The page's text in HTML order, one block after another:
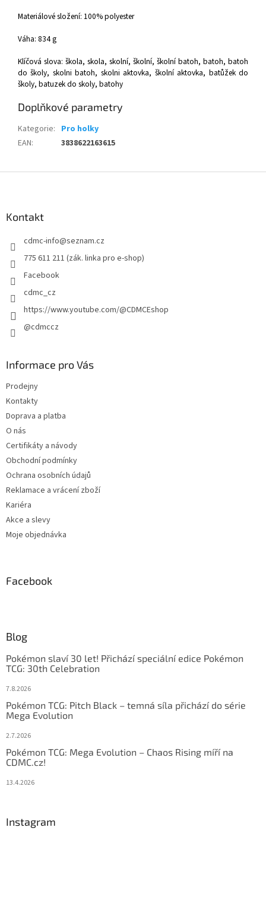
Materiálové složení: 100% polyester
Váha: 834 g
Klíčová slova: škola, skola, skolní, školní, školní batoh, batoh, batoh
do školy, skolni batoh, skolni aktovka, školní aktovka, batůžek do
školy, batuzek do skoly, batohy
Doplňkové parametry
Kategorie: Pro holky
EAN: 3838622163615
Kontakt
cdmc-info@seznam.cz
775 611 211 (zák. linka pro e-shop)
Facebook
cdmc_cz
https://www.youtube.com/@CDMCEshop
@cdmccz
Informace pro Vás
Prodejny
Kontakty
Doprava a platba
O nás
Certifikáty a návody
Obchodní podmínky
Ochrana osobních údajů
Reklamace a vrácení zboží
Kariéra
Akce a slevy
Moje objednávka
Facebook
Blog
Pokémon slaví 30 let! Přichází speciální edice Pokémon
TCG: 30th Celebration
7.8.2026
Pokémon TCG: Pitch Black – temná síla přichází do série
Mega Evolution
2.7.2026
Pokémon TCG: Mega Evolution – Chaos Rising míří na
CDMC.cz!
13.4.2026
Instagram